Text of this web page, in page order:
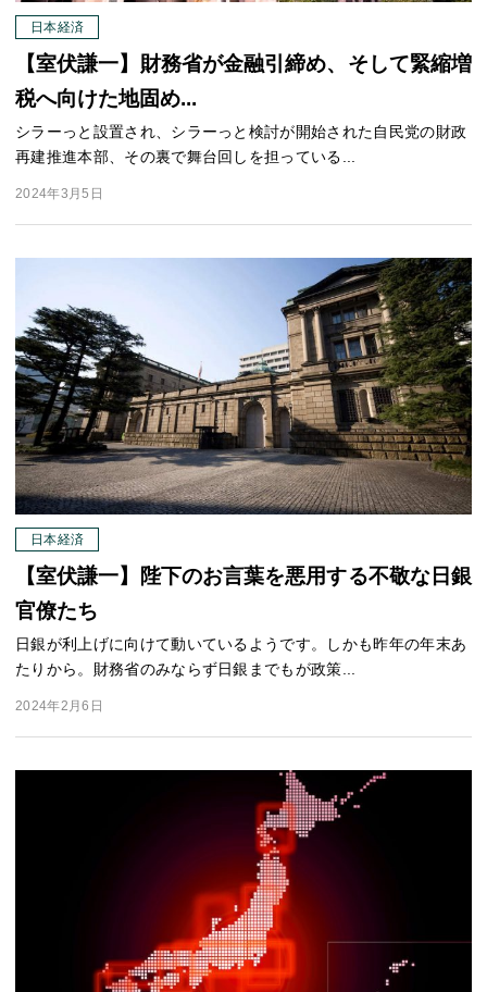
日本経済
【室伏謙一】財務省が金融引締め、そして緊縮増
税へ向けた地固め...
シラーっと設置され、シラーっと検討が開始された自民党の財政
再建推進本部、その裏で舞台回しを担っている...
2024年3月5日
日本経済
【室伏謙一】陛下のお言葉を悪用する不敬な日銀
官僚たち
日銀が利上げに向けて動いているようです。しかも昨年の年末あ
たりから。財務省のみならず日銀までもが政策...
2024年2月6日